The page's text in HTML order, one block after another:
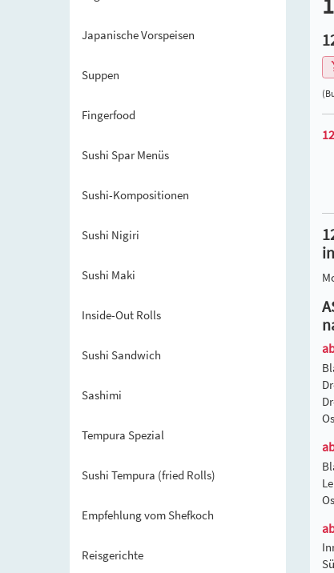
Japanische Vorspeisen
Suppen
Fingerfood
Sushi Spar Menüs
Sushi-Kompositionen
Sushi Nigiri
Sushi Maki
Inside-Out Rolls
Sushi Sandwich
Sashimi
Tempura Spezial
Sushi Tempura (fried Rolls)
Empfehlung vom Shefkoch
Reisgerichte